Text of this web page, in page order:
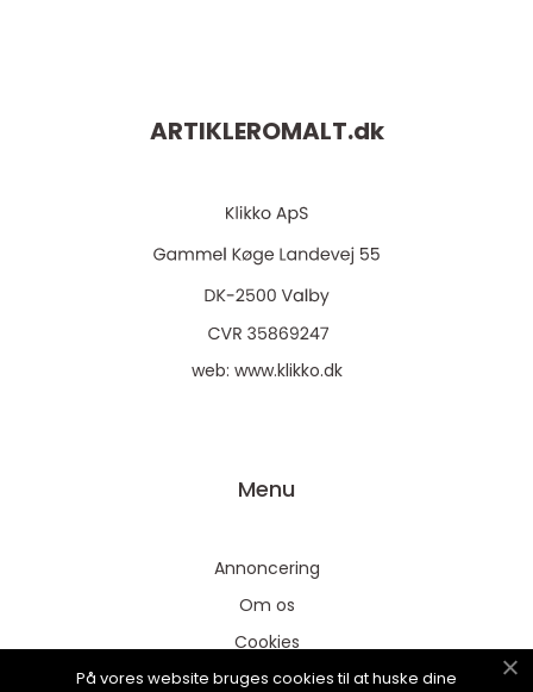
ARTIKLEROMALT.dk
web: www.klikko.dk
Menu
Annoncering
Om os
Cookies
Kontakt os
På vores website bruges cookies til at huske dine